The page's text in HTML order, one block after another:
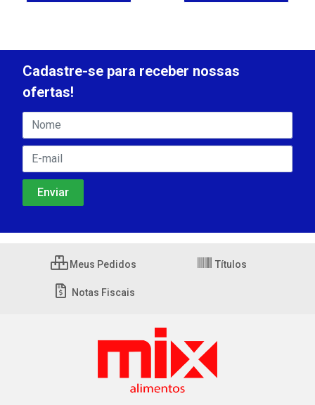
Cadastre-se para receber nossas
ofertas!
Meus Pedidos Títulos
Notas Fiscais